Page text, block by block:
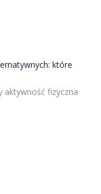
które
aktywność fizyczna